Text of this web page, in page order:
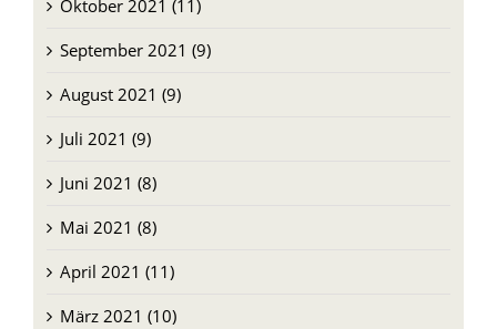
Oktober 2021 (11)
September 2021 (9)
August 2021 (9)
Juli 2021 (9)
Juni 2021 (8)
Mai 2021 (8)
April 2021 (11)
März 2021 (10)